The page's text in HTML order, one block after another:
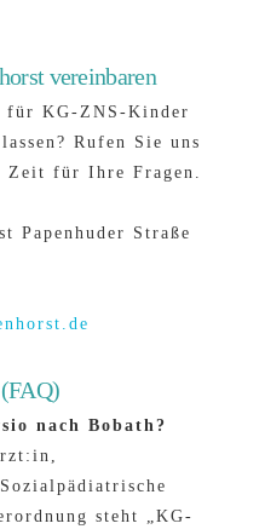
vereinbaren
für KG-ZNS-Kinder
Rufen Sie uns
Zeit für Ihre Fragen.
Papenhuder Straße
nach Bobath?
steht „KG-